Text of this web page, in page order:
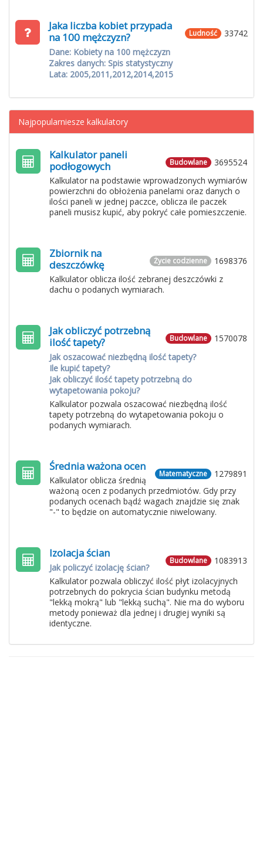
33742
Ludność
Jaka liczba kobiet przypada
na 100 mężczyzn?
Dane: Kobiety na 100 mężczyzn
Zakres danych: Spis statystyczny
Lata: 2005,2011,2012,2014,2015
Najpopularniesze kalkulatory
3695524
Budowlane
Kalkulator paneli
podłogowych
Kalkulator na podstawie wprowadzonych wymiarów
powierzchni do obłożenia panelami oraz danych o
ilości paneli w jednej paczce, oblicza ile paczek
paneli musisz kupić, aby pokryć całe pomieszczenie.
1698376
Życie codzienne
Zbiornik na
deszczówkę
Kalkulator oblicza ilość zebranej deszczówki z
dachu o podanych wymiarach.
1570078
Budowlane
Jak obliczyć potrzebną
ilość tapety?
Jak oszacować niezbędną ilość tapety?
Ile kupić tapety?
Jak obliczyć ilość tapety potrzebną do
wytapetowania pokoju?
Kalkulator pozwala oszacować niezbędną ilość
tapety potrzebną do wytapetowania pokoju o
podanych wymiarach.
1279891
Matematyczne
Średnia ważona ocen
Kalkulator oblicza średnią
ważoną ocen z podanych przedmiotów. Gdy przy
podanych ocenach bądź wagach znajdzie się znak
"-" to będzie on automatycznie niwelowany.
1083913
Budowlane
Izolacja ścian
Jak policzyć izolację ścian?
Kalkulator pozwala obliczyć ilość płyt izolacyjnych
potrzebnych do pokrycia ścian budynku metodą
"lekką mokrą" lub "lekką suchą". Nie ma do wyboru
metody ponieważ dla jednej i drugiej wyniki są
identyczne.